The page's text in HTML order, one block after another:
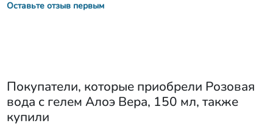
Оставьте отзыв первым
Покупатели, которые приобрели Розовая
вода с гелем Алоэ Вера, 150 мл, также
купили